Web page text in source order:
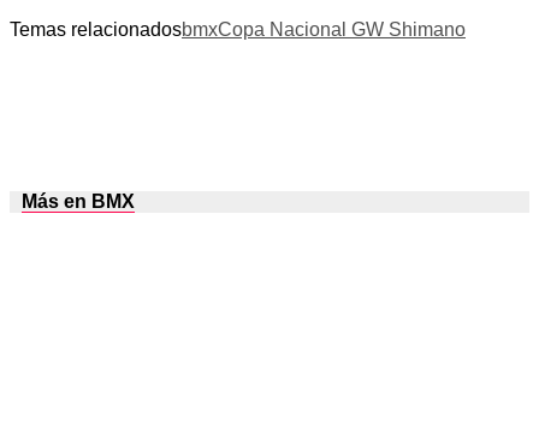
Temas relacionadosbmxCopa Nacional GW Shimano
Más en BMX